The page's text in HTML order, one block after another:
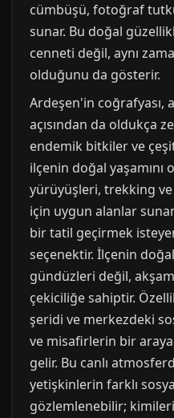
cümbüşü, fotoğraf
sunar. Bu doğal
cenneti değil, aynı
olduğunu da gösterir.
Ardeşen'in coğrafyası,
açısından da oldukça
endemik bitkiler ve
ilçenin doğal yaşamını
yürüyüşleri, trekking
için uygun alanlar
bir tatil geçirmek
seçenektir. İlçenin
gündüzleri değil,
çekiciliğe sahiptir.
şeridi ve merkezdeki
ve misafirlerin bir
gelir. Bu canlı
yetişkinlerin farklı
gözlemlenebilir;